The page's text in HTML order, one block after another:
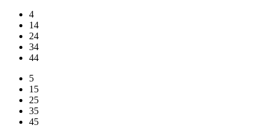
4
14
24
34
44
5
15
25
35
45